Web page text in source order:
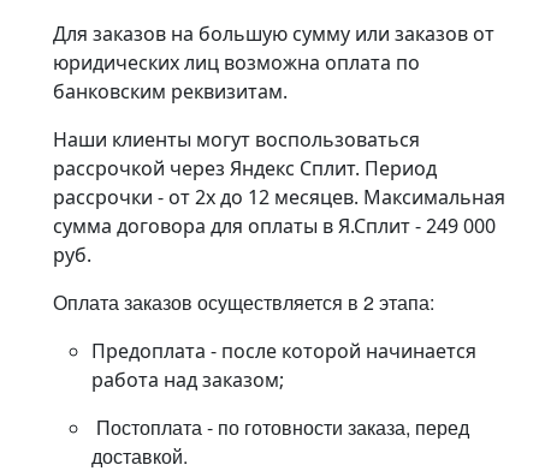
Для заказов на большую сумму или заказов от
юридических лиц возможна оплата по
банковским реквизитам.
Наши клиенты могут воспользоваться
рассрочкой через Яндекс Сплит. Период
рассрочки - от 2х до 12 месяцев. Максимальная
сумма договора для оплаты в Я.Сплит - 249 000
руб.
Оплата заказов осуществляется в 2 этапа:
Предоплата - после которой начинается
работа над заказом;
Постоплата - по готовности заказа, перед
доставкой.